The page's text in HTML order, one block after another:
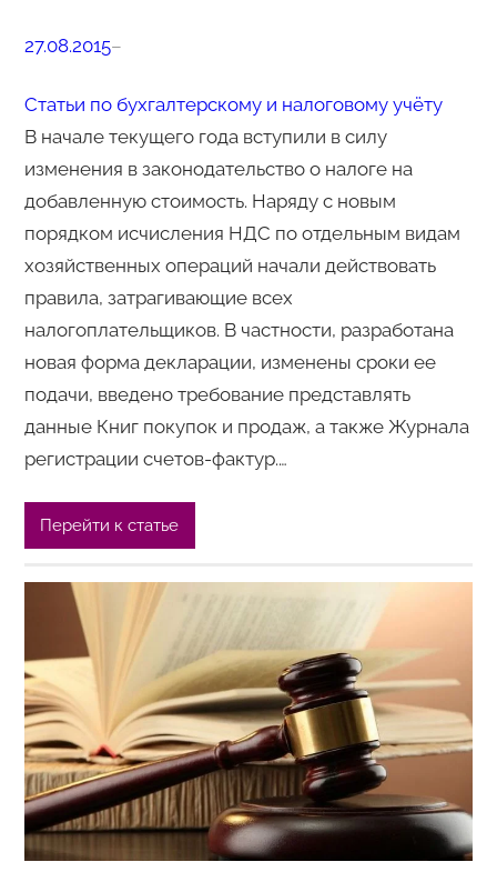
27.08.2015–
Статьи по бухгалтерскому и налоговому учёту
В начале текущего года вступили в силу
изменения в законодательство о налоге на
добавленную стоимость. Наряду с новым
порядком исчисления НДС по отдельным видам
хозяйственных операций начали действовать
правила, затрагивающие всех
налогоплательщиков. В частности, разработана
новая форма декларации, изменены сроки ее
подачи, введено требование представлять
данные Книг покупок и продаж, а также Журнала
регистрации счетов-фактур.…
Перейти к статье